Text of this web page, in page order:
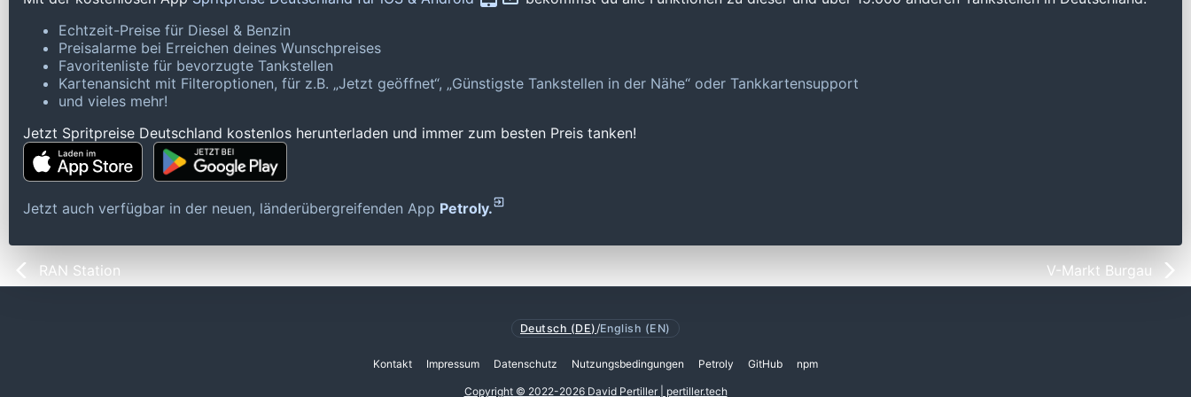
Echtzeit-Preise für Diesel & Benzin
Preisalarme bei Erreichen deines Wunschpreises
Favoritenliste für bevorzugte Tankstellen
Kartenansicht mit Filteroptionen, für z.B. „Jetzt geöffnet“, „Günstigste Tankstellen in der Nähe“ oder Tankkartensupport
und vieles mehr!
Jetzt Spritpreise Deutschland kostenlos herunterladen und immer zum besten Preis tanken!
Jetzt auch verfügbar in der neuen, länderübergreifenden App Petroly.
RAN Station V-Markt Burgau
Deutsch (DE) /English (EN)
Kontakt Impressum Datenschutz Nutzungsbedingungen Petroly GitHub npm
Copyright © 2022-2026 David Pertiller | pertiller.tech